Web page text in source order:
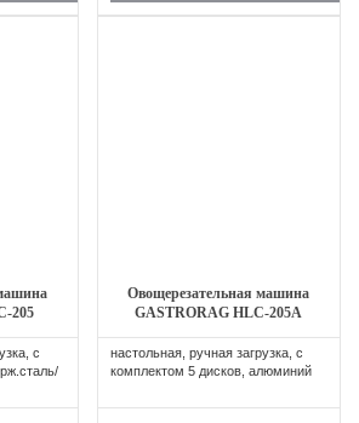
205
с
Овощерезательная машина
GASTRORAG HLC-205A
настольная, ручная загрузка, с
комплектом 5 дисков, алюминий